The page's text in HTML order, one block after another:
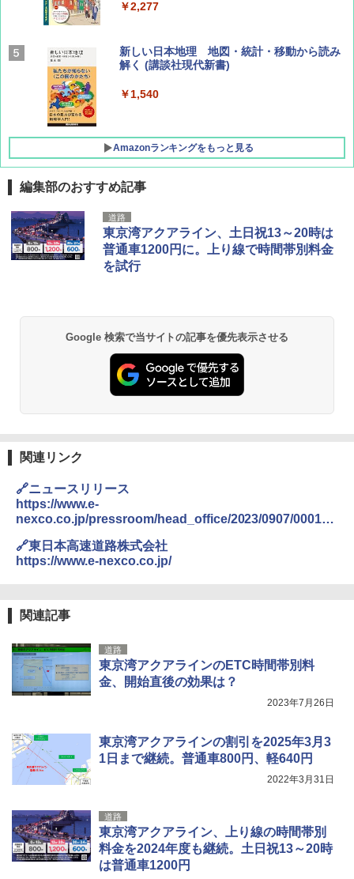
AIRLINE（エアライン）2026年9月号【特
集】ボーイング110周年を祝して！
￥1,760
￥2,277
新しい日本地理 地図・統計・移動から読み
解く (講談社現代新書)
￥1,540
Amazonランキングをもっと見る
[キャンパーズコレクション 山善] ポップアッ
プテント 傘みたいに広げて畳める パッとサ
ッとサンシェード キューブ フルクローズ メ
ッシュ 簡単設置 ワンタッチテント キャンプ
&ハイキング カーキ PATC-150(KH)
PYKES PEAK (パイクスピーク) 着替えテン
ト プライバシー テント 【中が透けない】 1
人用 折りたたみ 防災グッズ 災害用トイレ ビ
ーチ ピクニック ポップアップテント 携帯 簡
易 トイレテント (グレー)
テント ワンタッチ RENEW 幅200 2-3人用 43
500002(88859)
￥5,999
[キャンパーズコレクション 山善] 傘みたいに
￥9,990
[キャンパーズコレクション 山善] 傘みたいに
広げるだけ パッとサッとテント キューブワ
ッシュ 4人用 簡単設置 ポップアップテント P
ATCW-150B エクルベージュ
熊撃退スプレー 熊よけスプレー 熊スプレー
【日本企業販売】超強力クマ対策スプレー 30
0ml（連続噴射30秒）110ml（連続噴射15
秒）射程5～10m 安全ロック搭載 携帯収納袋
付き ヒグマ・イノシシ対策 自治体・教育機
￥3,680
GRANDOOR ステンレス保冷剤 2個セット 2
026リニューアル 急速冷凍 空間倍増 衛生的
BUNDOK(バンドック)ソロ ドーム 1 EX BDK
-08EX カーキ ソロキャンプ ポリエステル フ
￥-
￥6,459
ポインターライト 強力 小型 緑色/赤色/青紫色
USB充電式 高精度 超長距離照射 長時間使用
ンパクト多機能設計 持ち運び便利 アウトド
ア/オフィス/教育現場/展示会用 緑
編集部のおすすめ記事
道路
東京湾アクアライン、土日祝13～20時は
普通車1200円に。上り線で時間帯別料金
を試行
Google 検索で当サイトの記事を優先表示させる
関連リンク
🔗ニュースリリース
https://www.e-
nexco.co.jp/pressroom/head_office/2023/0907/000129
🔗東日本高速道路株式会社
https://www.e-nexco.co.jp/
関連記事
道路
東京湾アクアラインのETC時間帯別料
金、開始直後の効果は？
2023年7月26日
東京湾アクアラインの割引を2025年3月3
1日まで継続。普通車800円、軽640円
2022年3月31日
道路
東京湾アクアライン、上り線の時間帯別
料金を2024年度も継続。土日祝13～20時
は普通車1200円